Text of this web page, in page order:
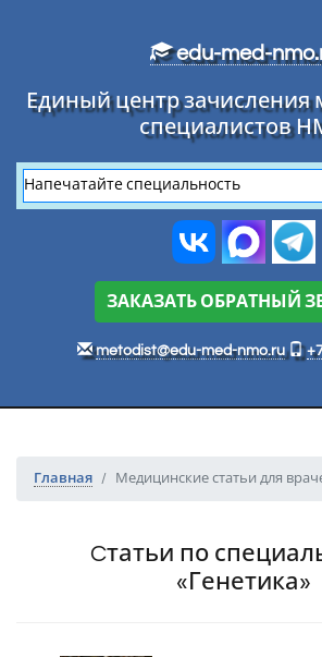
edu-med-
Единый центр зачисления
специалистов
ЗАКАЗАТЬ ОБРАТНЫЙ
metodist@edu-med-nmo.ru
Главная Медицинские статьи для
Cтатьи по
«Генетика»